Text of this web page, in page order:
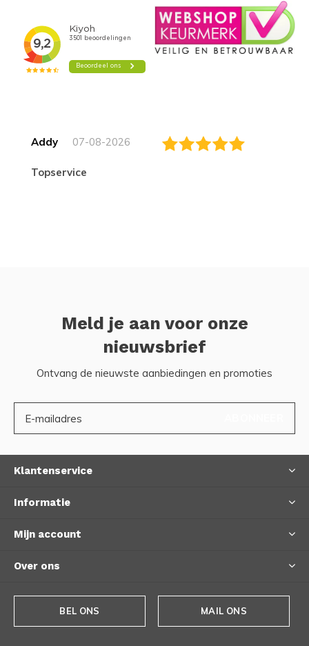
Addy 07-08-2026
topservice
Meld je aan voor onze
nieuwsbrief
Ontvang de nieuwste aanbiedingen en promoties
Klantenservice
Informatie
Mijn account
Over ons
BEL ONS MAIL ONS